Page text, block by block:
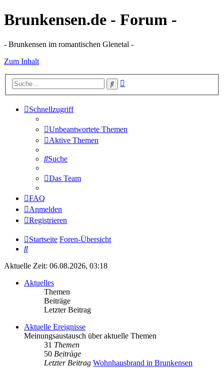
Brunkensen.de - Forum -
- Brunkensen im romantischen Glenetal -
Zum Inhalt
Suche
Schnellzugriff
Unbeantwortete Themen
Aktive Themen
Suche
Das Team
FAQ
Anmelden
Registrieren
Startseite Foren-Übersicht
Suche
Aktuelle Zeit: 06.08.2026, 03:18
Aktuelles
Themen
Beiträge
Letzter Beitrag
Aktuelle Ereignisse
Meinungsaustausch über aktuelle Themen
31 Themen
50 Beiträge
Letzter Beitrag Wohnhausbrand in Brunkensen